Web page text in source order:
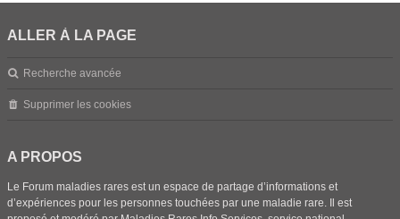
ALLER À LA PAGE
Recherche avancée
Supprimer les cookies
A PROPOS
Le Forum maladies rares est un espace de partage d’informations et
d’expériences pour les personnes touchées par une maladie rare. Il est